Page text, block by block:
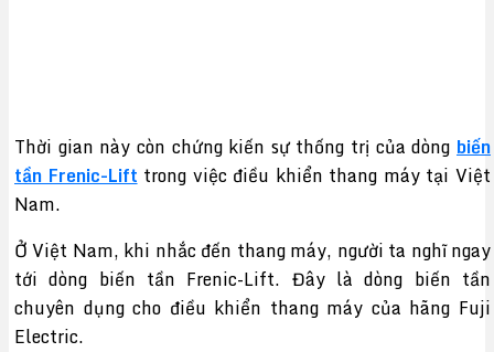
Thời gian này còn chứng kiến sự thống trị của dòng biến
tần Frenic-Lift trong việc điều khiển thang máy tại Việt
Nam.
Ở Việt Nam, khi nhắc đến thang máy, người ta nghĩ ngay
tới dòng biến tần Frenic-Lift. Đây là dòng biến tần
chuyên dụng cho điều khiển thang máy của hãng Fuji
Electric.